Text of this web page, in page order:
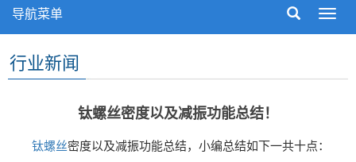
导
导航菜单
行业新闻
钛螺丝密度以及减振功能总结！
钛螺丝密度以及减振功能总结，小编总结如下一共十点：